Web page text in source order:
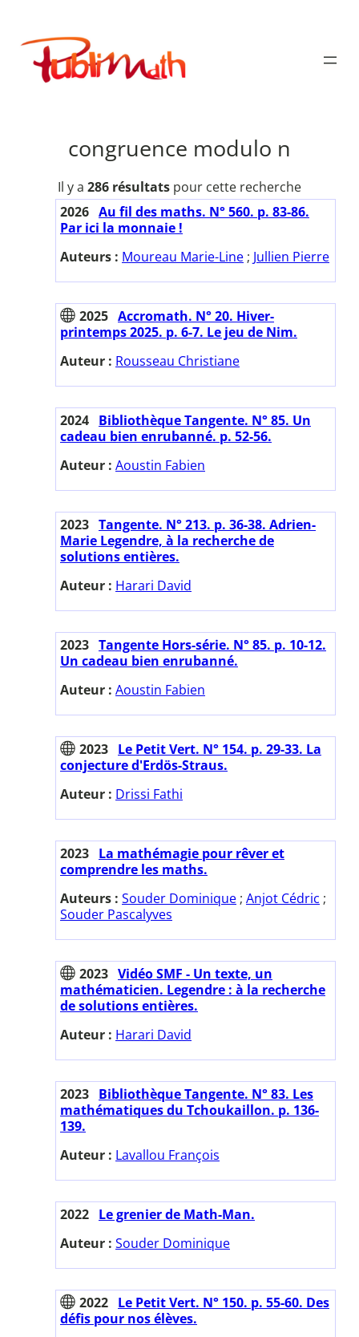
contenu
Publimath
congruence modulo n
Il y a 286 résultats pour cette recherche
2026 Au fil des maths. N° 560. p. 83-86.
Par ici la monnaie !
Auteurs : Moureau Marie-Line ; Jullien Pierre
2025 Accromath. N° 20. Hiver-
printemps 2025. p. 6-7. Le jeu de Nim.
Auteur : Rousseau Christiane
2024 Bibliothèque Tangente. N° 85. Un
cadeau bien enrubanné. p. 52-56.
Auteur : Aoustin Fabien
2023 Tangente. N° 213. p. 36-38. Adrien-
Marie Legendre, à la recherche de
solutions entières.
Auteur : Harari David
2023 Tangente Hors-série. N° 85. p. 10-12.
Un cadeau bien enrubanné.
Auteur : Aoustin Fabien
2023 Le Petit Vert. N° 154. p. 29-33. La
conjecture d'Erdös-Straus.
Auteur : Drissi Fathi
2023 La mathémagie pour rêver et
comprendre les maths.
Auteurs : Souder Dominique ; Anjot Cédric ;
Souder Pascalyves
2023 Vidéo SMF - Un texte, un
mathématicien. Legendre : à la recherche
de solutions entières.
Auteur : Harari David
2023 Bibliothèque Tangente. N° 83. Les
mathématiques du Tchoukaillon. p. 136-
139.
Auteur : Lavallou François
2022 Le grenier de Math-Man.
Auteur : Souder Dominique
2022 Le Petit Vert. N° 150. p. 55-60. Des
défis pour nos élèves.